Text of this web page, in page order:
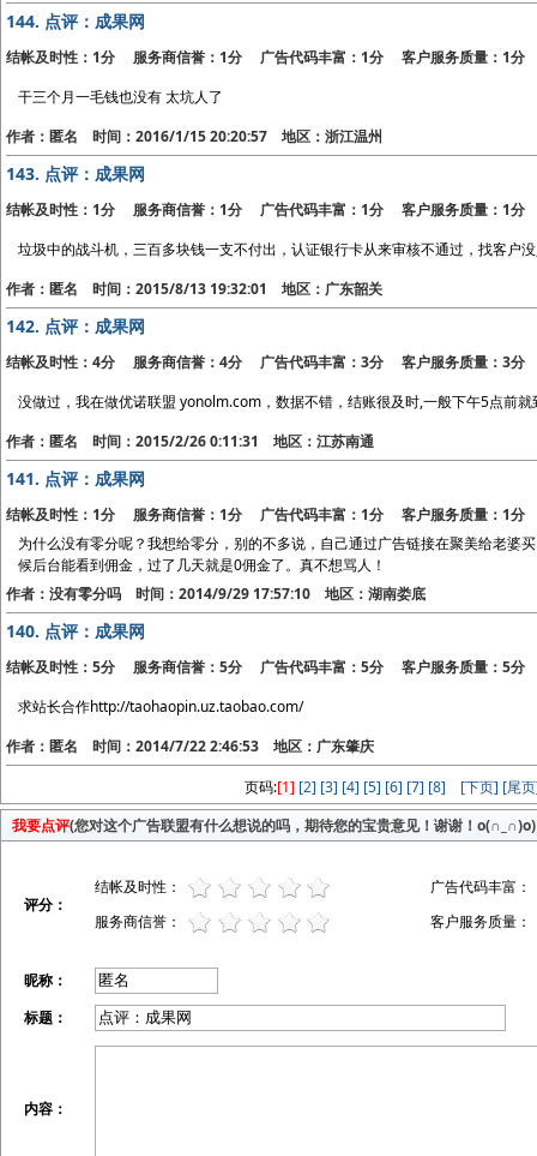
144. 点评：成果网
结帐及时性：1分 服务商信誉：1分 广告代码丰富：1分 客户服务质量：1分
干三个月一毛钱也没有 太坑人了
作者：匿名 时间：2016/1/15 20:20:57 地区：浙江温州
143. 点评：成果网
结帐及时性：1分 服务商信誉：1分 广告代码丰富：1分 客户服务质量：1分
垃圾中的战斗机，三百多块钱一支不付出，认证银行卡从来审核不通过，找客户
作者：匿名 时间：2015/8/13 19:32:01 地区：广东韶关
142. 点评：成果网
结帐及时性：4分 服务商信誉：4分 广告代码丰富：3分 客户服务质量：3分
没做过，我在做优诺联盟 yonolm.com，数据不错，结账很及时,一般下午5点前
作者：匿名 时间：2015/2/26 0:11:31 地区：江苏南通
141. 点评：成果网
结帐及时性：1分 服务商信誉：1分 广告代码丰富：1分 客户服务质量：1分
为什么没有零分呢？我想给零分，别的不多说，自己通过广告链接在聚美给老婆
候后台能看到佣金，过了几天就是0佣金了。真不想骂人！
作者：没有零分吗 时间：2014/9/29 17:57:10 地区：湖南娄底
140. 点评：成果网
结帐及时性：5分 服务商信誉：5分 广告代码丰富：5分 客户服务质量：5分
求站长合作http://taohaopin.uz.taobao.com/
作者：匿名 时间：2014/7/22 2:46:53 地区：广东肇庆
页码:[1] [2] [3] [4] [5] [6] [7] [8] [下页] [尾
我要点评(您对这个广告联盟有什么想说的吗，期待您的宝贵意见！谢谢！o(∩_∩)o)
评分：
结帐及时性：
广告代码丰富：
服务商信誉：
客户服务质量：
昵称：
标题：
内容：